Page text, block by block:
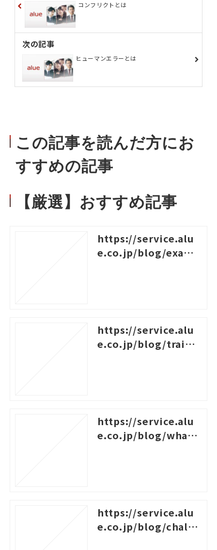
コンフリクトとは
次の記事
ヒューマンエラーとは
この記事を読んだ方にお
すすめの記事
【厳選】おすすめ記事
https://service.alu
e.co.jp/blog/examp
https://service.alu
e.co.jp/blog/traini
https://service.alu
e.co.jp/blog/what-i
https://service.alu
e.co.jp/blog/challe